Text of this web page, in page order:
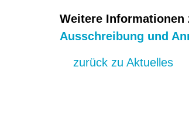
Weitere Informationen
Ausschreibung und
zurück zu Aktuelles